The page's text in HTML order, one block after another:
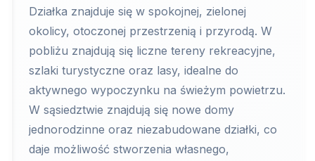
Działka znajduje się w spokojnej, zielonej
okolicy, otoczonej przestrzenią i przyrodą. W
pobliżu znajdują się liczne tereny rekreacyjne,
szlaki turystyczne oraz lasy, idealne do
aktywnego wypoczynku na świeżym powietrzu.
W sąsiedztwie znajdują się nowe domy
jednorodzinne oraz niezabudowane działki, co
daje możliwość stworzenia własnego,